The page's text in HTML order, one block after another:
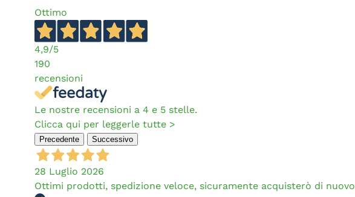
Ottimo
4,9/5
190
recensioni
Le nostre recensioni a 4 e 5 stelle.
Clicca qui per leggerle tutte >
Precedente Successivo
28 Luglio 2026
Ottimi prodotti, spedizione veloce, sicuramente acquisterò di nuovo